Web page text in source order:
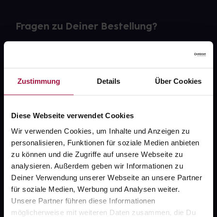
Zustimmung Details Über Cookies
Diese Webseite verwendet Cookies
Wir verwenden Cookies, um Inhalte und Anzeigen zu
personalisieren, Funktionen für soziale Medien anbieten
zu können und die Zugriffe auf unsere Webseite zu
analysieren. Außerdem geben wir Informationen zu
Deiner Verwendung unserer Webseite an unsere Partner
für soziale Medien, Werbung und Analysen weiter.
Unsere Partner führen diese Informationen
möglicherweise mit weiteren Daten zusammen, die Du
Fragen zu Deiner Bestellung?
gesund.de
Über uns
Karriere
Newsletter